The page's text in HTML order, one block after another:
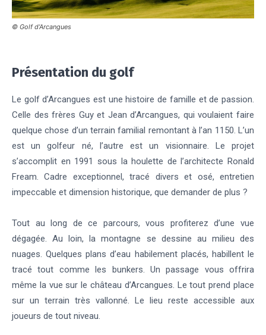
© Golf d’Arcangues
Présentation du golf
Le golf d’Arcangues est une histoire de famille et de passion.
Celle des frères Guy et Jean d’Arcangues, qui voulaient faire
quelque chose d’un terrain familial remontant à l’an 1150. L’un
est un golfeur né, l’autre est un visionnaire. Le projet
s’accomplit en 1991 sous la houlette de l’architecte Ronald
Fream. Cadre exceptionnel, tracé divers et osé, entretien
impeccable et dimension historique, que demander de plus ?
Tout au long de ce parcours, vous profiterez d’une vue
dégagée. Au loin, la montagne se dessine au milieu des
nuages. Quelques plans d’eau habilement placés, habillent le
tracé tout comme les bunkers. Un passage vous offrira
même la vue sur le château d’Arcangues. Le tout prend place
sur un terrain très vallonné. Le lieu reste accessible aux
joueurs de tout niveau.